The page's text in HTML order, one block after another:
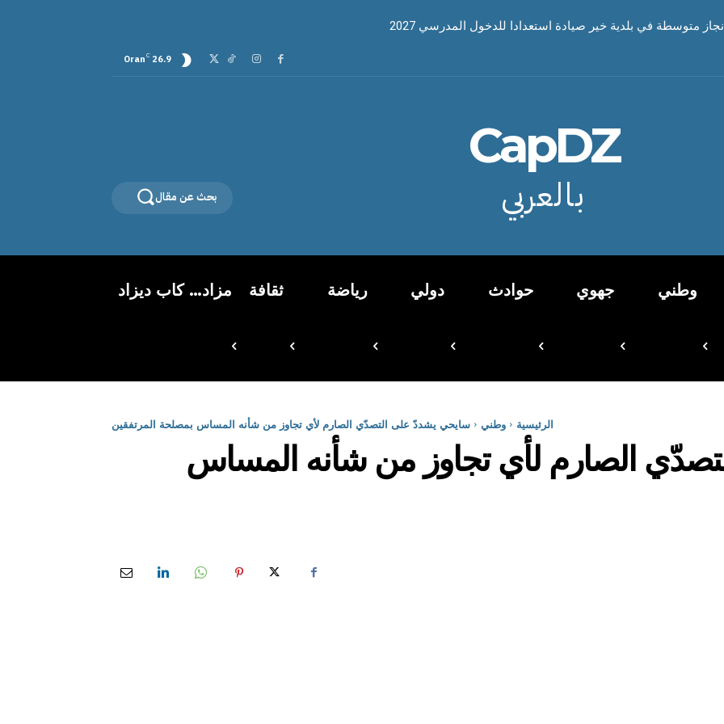
متوسطة في بلدية خير صيادة استعدادا للدخول المدرسي 2027
26.9
C
Oran
CapDZ
بالعربي بحث عن مقال
وطني جهوي حوادث دولي رياضة ثقافة مزاد… كاب ديزاد
الرئيسية وطني سايحي يشددّ على التصدّي الصارم لأي تجاوز من شأنه المساس بمصلحة المرتفقين
الصارم لأي تجاوز من شأنه المساس